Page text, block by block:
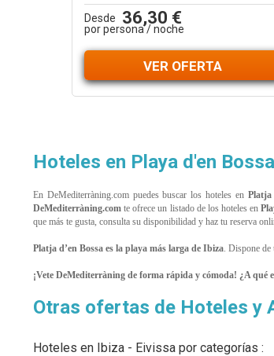
Desde 36,30 €
por persona / noche
VER OFERTA
Hoteles en Playa d'en
En DeMediterràning.com puedes buscar los hoteles en Platja
DeMediterràning.com te ofrece un listado de los hoteles en
que más te gusta, consulta su disponibilidad y haz tu reserva
Platja d’en Bossa es la playa más larga de Ibiza. Dispone de
¡Vete DeMediterràning de forma rápida y cómoda! ¿A qué
Otras ofertas de Hoteles y
Hoteles en Ibiza - Eivissa por categorías :